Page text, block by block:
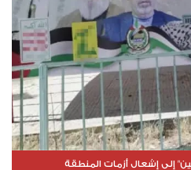
إلى إشعال أزمات المنطقة